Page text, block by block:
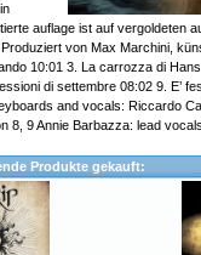
auflage ist auf vergoldeten
von Max Marchini,
10:01 3. La carrozza di
di settembre 08:02 9. E’
and vocals: Riccardo
8, 9 Annie Barbazza: lead
Produkte gekauft: